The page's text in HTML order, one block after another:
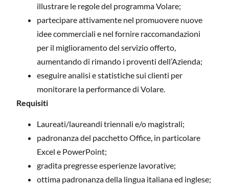
illustrare le regole del programma Volare;
partecipare attivamente nel promuovere nuove
idee commerciali e nel fornire raccomandazioni
per il miglioramento del servizio offerto,
aumentando di rimando i proventi dell’Azienda;
eseguire analisi e statistiche sui clienti per
monitorare la performance di Volare.
Requisiti
Laureati/laureandi triennali e/o magistrali;
padronanza del pacchetto Office, in particolare
Excel e PowerPoint;
gradita pregresse esperienze lavorative;
ottima padronanza della lingua italiana ed inglese;